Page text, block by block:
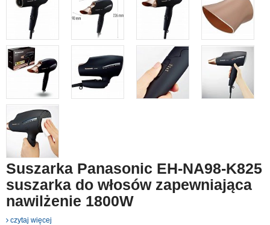
Suszarka Panasonic EH-NA98-K825
suszarka do włosów zapewniająca
nawilżenie 1800W
czytaj więcej